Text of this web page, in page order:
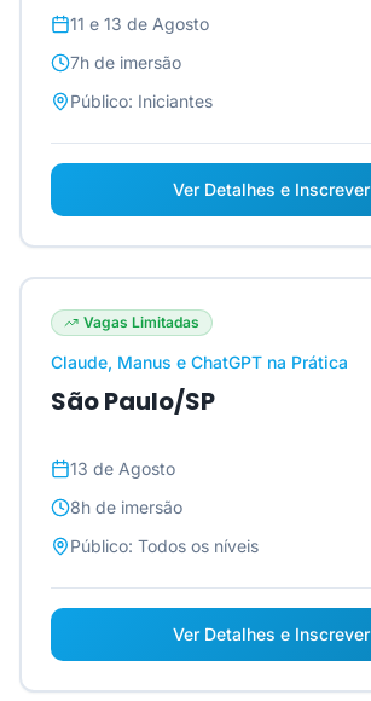
11 e 13 de Agosto
7h de imersão
Público: Iniciantes
Ver Detalhes e Inscrever
Vagas Limitadas
Claude, Manus e ChatGPT na Prática
São Paulo/SP
13 de Agosto
8h de imersão
Público: Todos os níveis
Ver Detalhes e Inscrever